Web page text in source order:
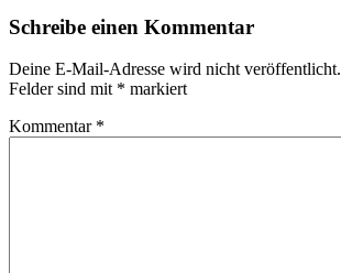
Schreibe einen Kommentar
Deine E-Mail-Adresse wird nicht veröffentlicht.
Felder sind mit * markiert
Kommentar *